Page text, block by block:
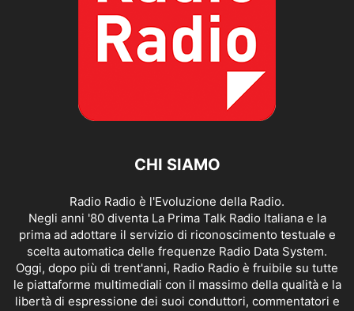
CHI SIAMO
Radio Radio è l'Evoluzione della Radio.
Negli anni '80 diventa La Prima Talk Radio Italiana e la
prima ad adottare il servizio di riconoscimento testuale e
scelta automatica delle frequenze Radio Data System.
Oggi, dopo più di trent'anni, Radio Radio è fruibile su tutte
le piattaforme multimediali con il massimo della qualità e la
libertà di espressione dei suoi conduttori, commentatori e